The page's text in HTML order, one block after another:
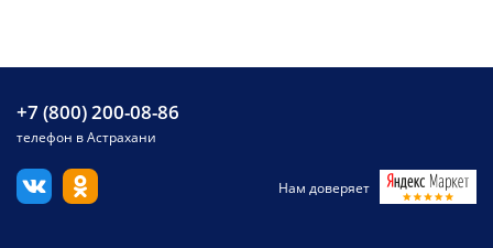
+7 (800) 200-08-86
телефон в Астрахани
Нам доверяет